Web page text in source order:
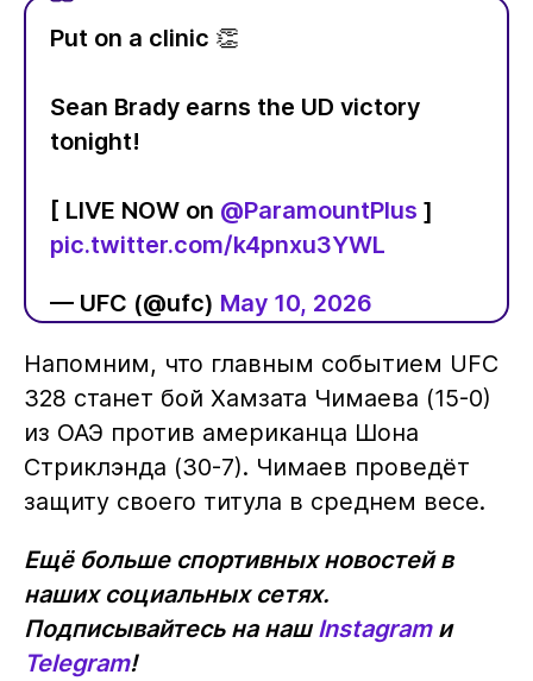
Put on a clinic 👏
Sean Brady earns the UD victory
tonight!
[ LIVE NOW on @ParamountPlus ]
pic.twitter.com/k4pnxu3YWL
— UFC (@ufc) May 10, 2026
Напомним, что главным событием UFC
328 станет бой Хамзата Чимаева (15-0)
из ОАЭ против американца Шона
Стриклэнда (30-7). Чимаев проведёт
защиту своего титула в среднем весе.
Ещё больше спортивных новостей в
наших социальных сетях.
Подписывайтесь на нашInstagramи
Telegram!